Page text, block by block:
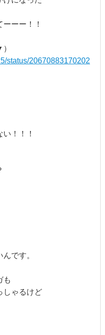
ーー！！
status/20670883170202
！！！
です。
も
しゃるけど